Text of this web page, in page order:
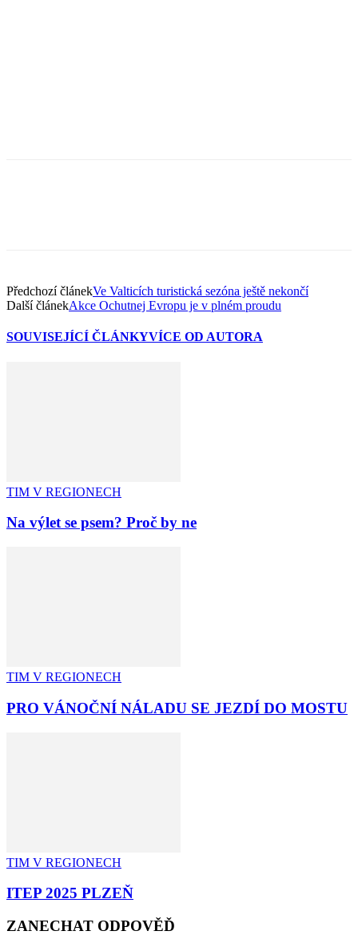
Předchozí článekVe Valticích turistická sezóna ještě nekončí
Další článekAkce Ochutnej Evropu je v plném proudu
SOUVISEJÍCÍ ČLÁNKYVÍCE OD AUTORA
TIM V REGIONECH
Na výlet se psem? Proč by ne
TIM V REGIONECH
PRO VÁNOČNÍ NÁLADU SE JEZDÍ DO MOSTU
TIM V REGIONECH
ITEP 2025 PLZEŇ
ZANECHAT ODPOVĚĎ